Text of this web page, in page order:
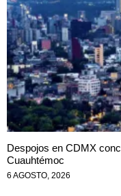
Despojos en CDMX
Cuauhtémoc
6 AGOSTO, 2026